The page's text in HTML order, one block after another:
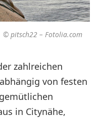
© pitsch22 – Fotolia.com
zahlreichen
von festen
in Citynähe,